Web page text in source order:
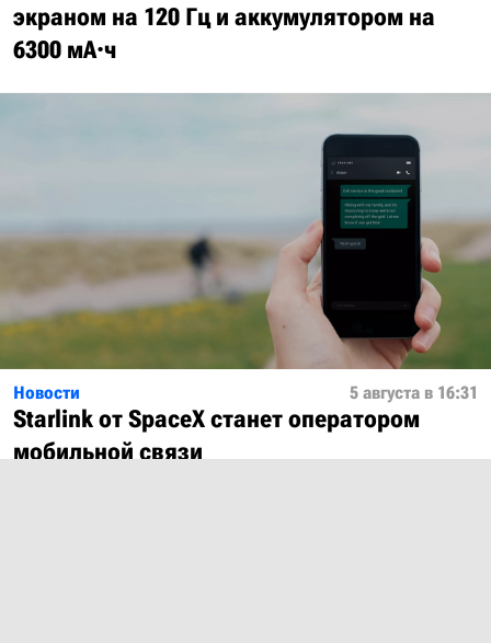
экраном на 120 Гц и аккумулятором на
6300 мА·ч
Новости 5 августа в 16:31
Starlink от SpaceX станет оператором
мобильной связи